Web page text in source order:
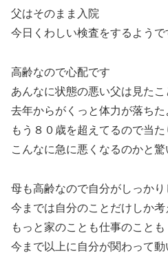
父はそのまま入院
今日くわしい検査をするようで
高齢なので心配です
あんなに状態の悪い父は見たこ
去年からがくっと体力が落ちた
もう８０歳を超えてるので当
こんなに急に悪くなるのかと
母も高齢なので自分がしっか
今までは自分のことだけしか
もっと家のことも仕事のことも
今まで以上に自分が関わって